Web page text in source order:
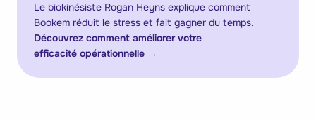
Le biokinésiste Rogan Heyns explique comment
Bookem réduit le stress et fait gagner du temps.
Découvrez comment améliorer votre
efficacité opérationnelle →